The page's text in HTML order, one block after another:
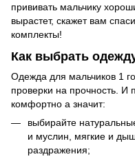
прививать мальчику
вырастет, скажет вам
комплекты!
Как выбрать
Одежда для мальчиков 1
проверки на прочность.
комфортно а значит:
выбирайте
и муслин, мягкие и
раздражения;